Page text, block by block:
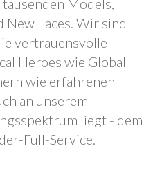
Faces. Wir sind
vertrauensvolle
Heroes wie Global
wie erfahrenen
an unserem
liegt - dem
Full-Service.